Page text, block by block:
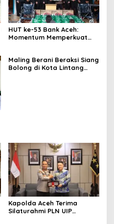
HUT ke-53 Bank Aceh:
Momentum Memperkuat
Maling Berani Beraksi Siang
Bolong di Kota Lintang
Kapolda Aceh Terima
Silaturahmi PLN UIP